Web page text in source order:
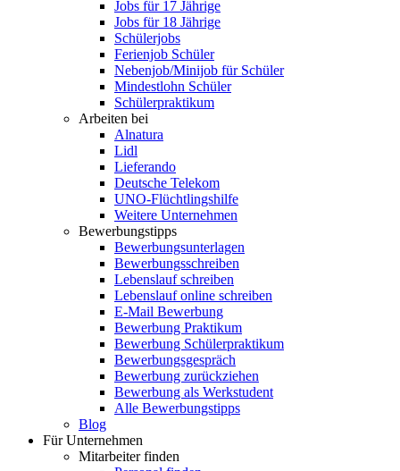
Jobs für 17 Jährige
Jobs für 18 Jährige
Schülerjobs
Ferienjob Schüler
Nebenjob/Minijob für Schüler
Mindestlohn Schüler
Schülerpraktikum
Arbeiten bei
Alnatura
Lidl
Lieferando
Deutsche Telekom
UNO-Flüchtlingshilfe
Weitere Unternehmen
Bewerbungstipps
Bewerbungsunterlagen
Bewerbungsschreiben
Lebenslauf schreiben
Lebenslauf online schreiben
E-Mail Bewerbung
Bewerbung Praktikum
Bewerbung Schülerpraktikum
Bewerbungsgespräch
Bewerbung zurückziehen
Bewerbung als Werkstudent
Alle Bewerbungstipps
Blog
Für Unternehmen
Mitarbeiter finden